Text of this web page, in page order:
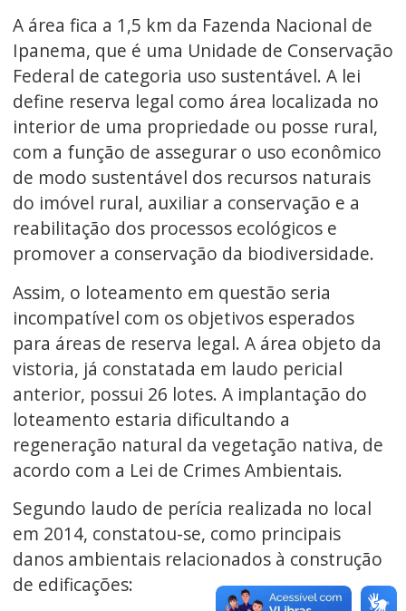
A área fica a 1,5 km da Fazenda Nacional de
Ipanema, que é uma Unidade de Conservação
Federal de categoria uso sustentável. A lei
define reserva legal como área localizada no
interior de uma propriedade ou posse rural,
com a função de assegurar o uso econômico
de modo sustentável dos recursos naturais
do imóvel rural, auxiliar a conservação e a
reabilitação dos processos ecológicos e
promover a conservação da biodiversidade.
Assim, o loteamento em questão seria
incompatível com os objetivos esperados
para áreas de reserva legal. A área objeto da
vistoria, já constatada em laudo pericial
anterior, possui 26 lotes. A implantação do
loteamento estaria dificultando a
regeneração natural da vegetação nativa, de
acordo com a Lei de Crimes Ambientais.
Segundo laudo de perícia realizada no local
em 2014, constatou-se, como principais
danos ambientais relacionados à construção
de edificações: